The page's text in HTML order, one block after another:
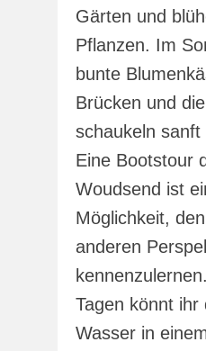
Gärten und
Pflanzen. Im
bunte
Brücken und
schaukeln sanft
Eine Bootstour
Woudsend ist
Möglichkeit,
anderen
Tagen könnt ihr
Wasser in